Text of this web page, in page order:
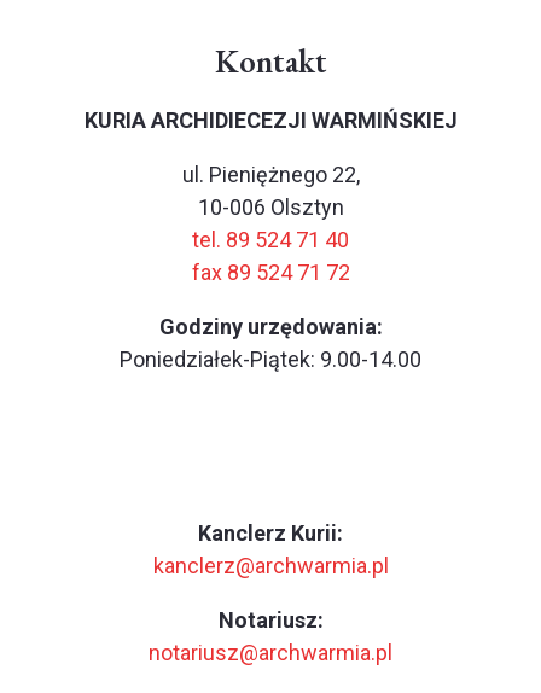
Kontakt
KURIA ARCHIDIECEZJI WARMIŃSKIEJ
ul. Pieniężnego 22,
10-006 Olsztyn
tel. 89 524 71 40
fax 89 524 71 72
Godziny urzędowania:
Poniedziałek-Piątek: 9.00-14.00
Kanclerz Kurii:
kanclerz@archwarmia.pl
Notariusz:
notariusz@archwarmia.pl